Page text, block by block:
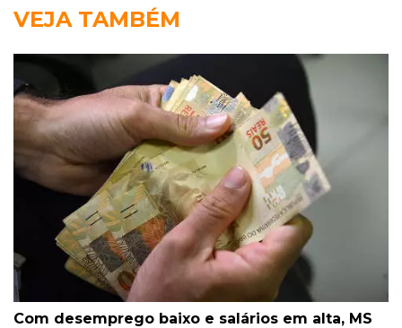
VEJA TAMBÉM
Com desemprego baixo e salários em alta, MS